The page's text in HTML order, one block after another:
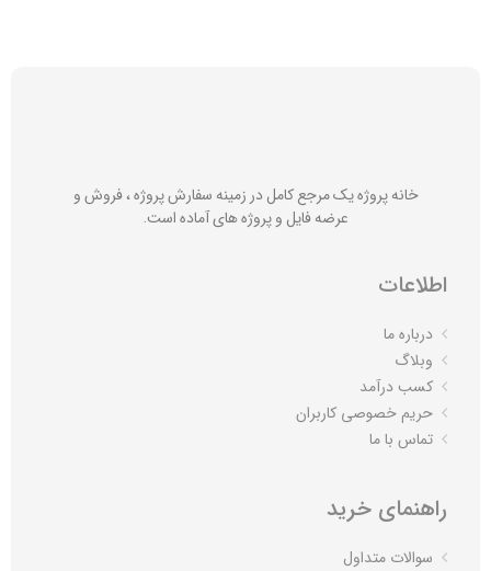
خانه پروژه یک مرجع کامل در زمینه سفارش پروژه ، فروش و
عرضه فایل و پروژه های آماده است.
اطلاعات
درباره ما
وبلاگ
کسب درآمد
حریم خصوصی کاربران
تماس با ما
راهنمای خرید
سوالات متداول